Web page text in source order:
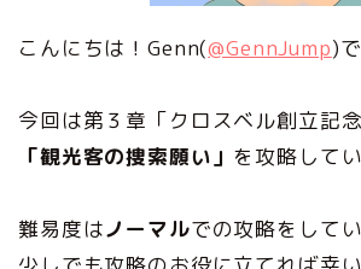
こんにちは！Genn(@GennJump)
今回は第３章「クロスベル創立記
「観光客の捜索願い」 を攻略して
難易度はノーマルでの攻略をしてい